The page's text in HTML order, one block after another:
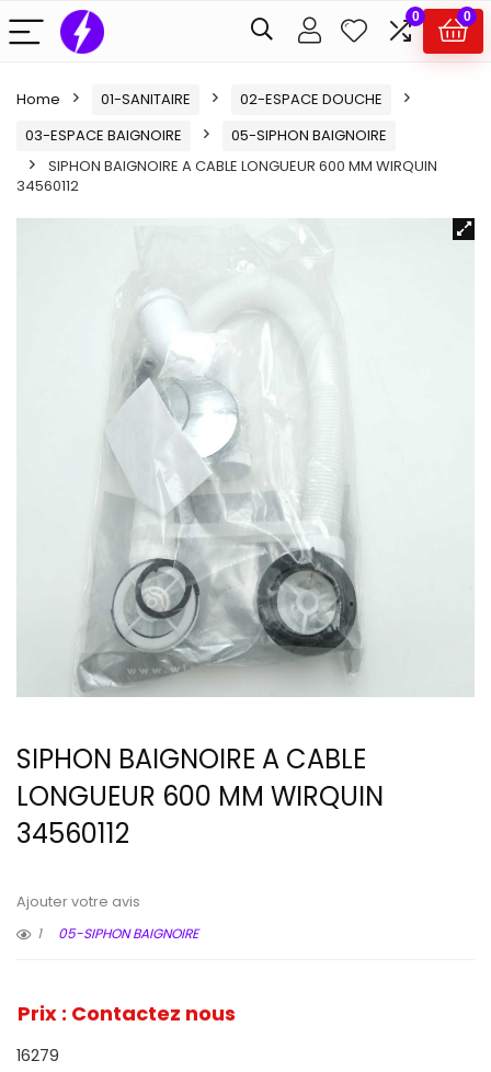
0 0
Home 01-SANITAIRE
02-ESPACE DOUCHE
03-ESPACE BAIGNOIRE
05-SIPHON BAIGNOIRE
SIPHON BAIGNOIRE A CABLE LONGUEUR 600 MM WIRQUIN
34560112
SIPHON BAIGNOIRE A CABLE
LONGUEUR 600 MM WIRQUIN
34560112
Ajouter votre avis
1
05-SIPHON BAIGNOIRE
Prix : Contactez nous
16279